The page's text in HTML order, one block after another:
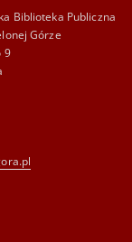
Biblioteka Publiczna
Górze
9